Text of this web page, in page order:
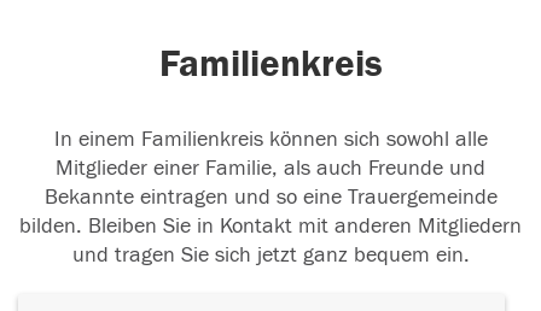
Familienkreis
In einem Familienkreis können sich sowohl alle
Mitglieder einer Familie, als auch Freunde und
Bekannte eintragen und so eine Trauergemeinde
bilden. Bleiben Sie in Kontakt mit anderen Mitgliedern
und tragen Sie sich jetzt ganz bequem ein.